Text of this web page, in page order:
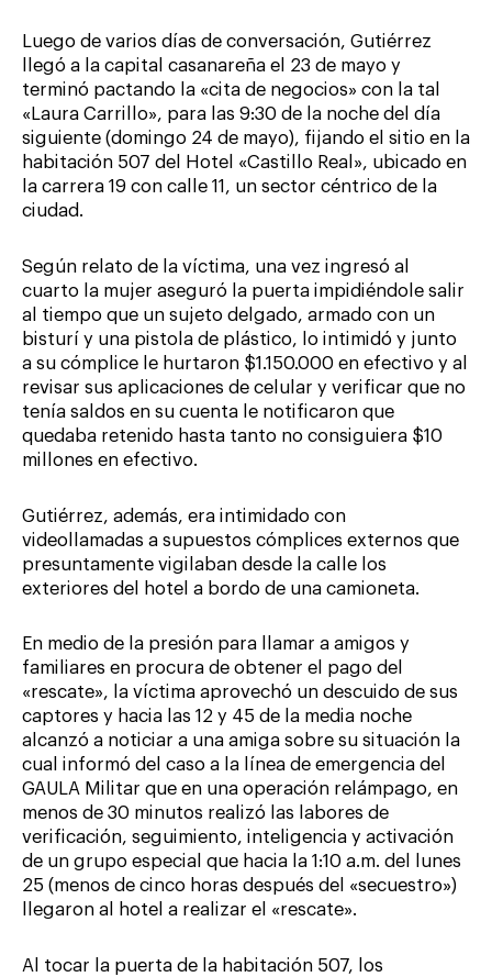
Luego de varios días de conversación, Gutiérrez
llegó a la capital casanareña el 23 de mayo y
terminó pactando la «cita de negocios» con la tal
«Laura Carrillo», para las 9:30 de la noche del día
siguiente (domingo 24 de mayo), fijando el sitio en la
habitación 507 del Hotel «Castillo Real», ubicado en
la carrera 19 con calle 11, un sector céntrico de la
ciudad.
Según relato de la víctima, una vez ingresó al
cuarto la mujer aseguró la puerta impidiéndole salir
al tiempo que un sujeto delgado, armado con un
bisturí y una pistola de plástico, lo intimidó y junto
a su cómplice le hurtaron $1.150.000 en efectivo y al
revisar sus aplicaciones de celular y verificar que no
tenía saldos en su cuenta le notificaron que
quedaba retenido hasta tanto no consiguiera $10
millones en efectivo.
Gutiérrez, además, era intimidado con
videollamadas a supuestos cómplices externos que
presuntamente vigilaban desde la calle los
exteriores del hotel a bordo de una camioneta.
En medio de la presión para llamar a amigos y
familiares en procura de obtener el pago del
«rescate», la víctima aprovechó un descuido de sus
captores y hacia las 12 y 45 de la media noche
alcanzó a noticiar a una amiga sobre su situación la
cual informó del caso a la línea de emergencia del
GAULA Militar que en una operación relámpago, en
menos de 30 minutos realizó las labores de
verificación, seguimiento, inteligencia y activación
de un grupo especial que hacia la 1:10 a.m. del lunes
25 (menos de cinco horas después del «secuestro»)
llegaron al hotel a realizar el «rescate».
Al tocar la puerta de la habitación 507, los